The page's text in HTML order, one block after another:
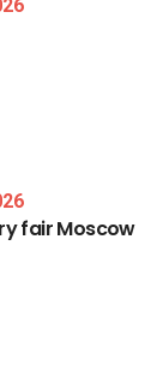
fairMoscow